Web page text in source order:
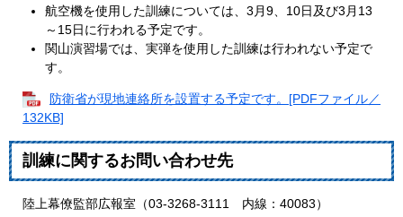
航空機を使用した訓練については、3月9、10日及び3月13
～15日に行われる予定です。
関山演習場では、実弾を使用した訓練は行われない予定で
す。
防衛省が現地連絡所を設置する予定です。[PDFファイル／
132KB]
訓練に関するお問い合わせ先
陸上幕僚監部広報室（03-3268-3111 内線：40083）